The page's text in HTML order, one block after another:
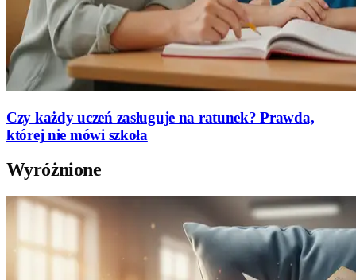
Czy każdy uczeń zasługuje na ratunek? Prawda,
której nie mówi szkoła
Wyróżnione